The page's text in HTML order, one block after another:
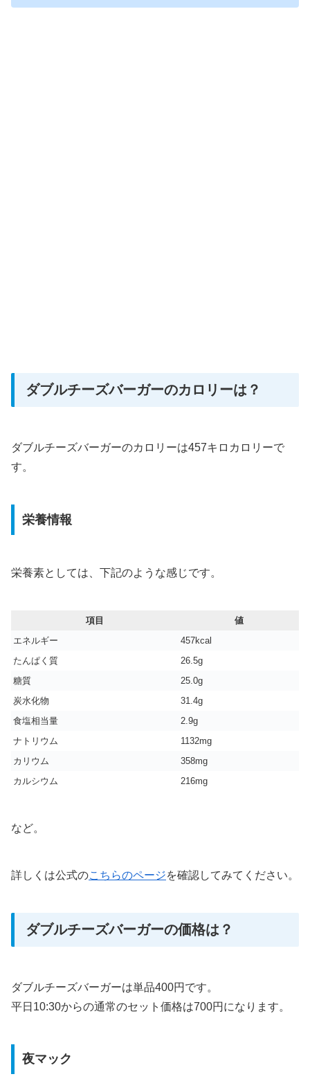
ダブルチーズバーガーのカロリーは？
ダブルチーズバーガーのカロリーは457キロカロリーで
す。
栄養情報
栄養素としては、下記のような感じです。
項目
値
エネルギー
457kcal
たんぱく質
26.5g
糖質
25.0g
炭水化物
31.4g
食塩相当量
2.9g
ナトリウム
1132mg
カリウム
358mg
カルシウム
216mg
など。
詳しくは公式のこちらのページを確認してみてください。
ダブルチーズバーガーの価格は？
ダブルチーズバーガーは単品400円です。
平日10:30からの通常のセット価格は700円になります。
夜マック